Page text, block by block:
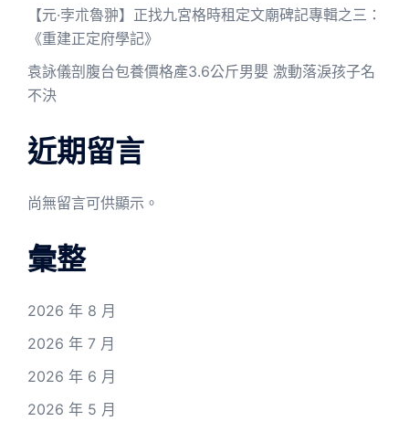
【元·孛朮魯翀】正找九宮格時租定文廟碑記專輯之三：
《重建正定府學記》
袁詠儀剖腹台包養價格產3.6公斤男嬰 激動落淚孩子名
不決
近期留言
尚無留言可供顯示。
彙整
2026 年 8 月
2026 年 7 月
2026 年 6 月
2026 年 5 月